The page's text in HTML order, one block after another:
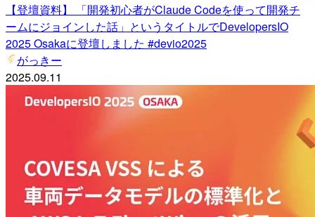
【登壇資料】 「開発初心者がClaude Codeを使って開発チ
ームにジョインした話」というタイトルでDevelopersIO
2025 Osakaに登壇しました #devio2025
がっきー
2025.09.11